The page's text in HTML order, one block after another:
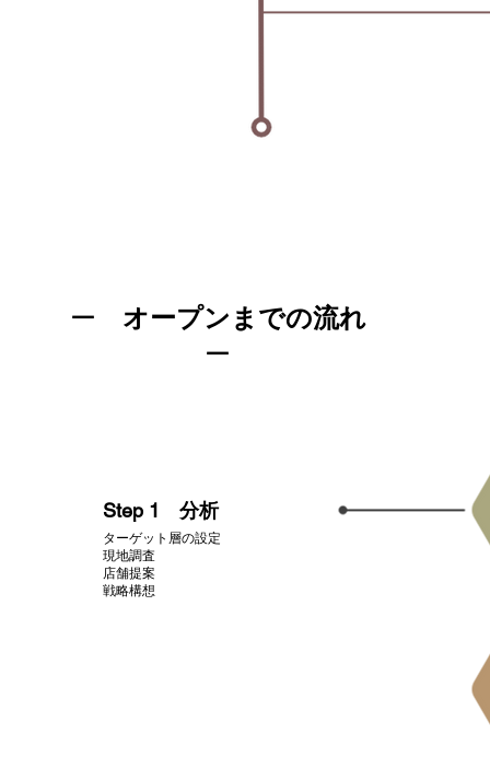
ー オープンまでの流れ
ー
​Step 1 分析
ターゲット層の設定
現地調査
店舗提案
​戦略構想